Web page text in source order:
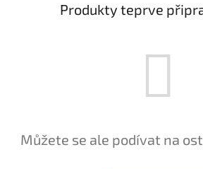
Produkty teprve
Můžete se ale podívat na